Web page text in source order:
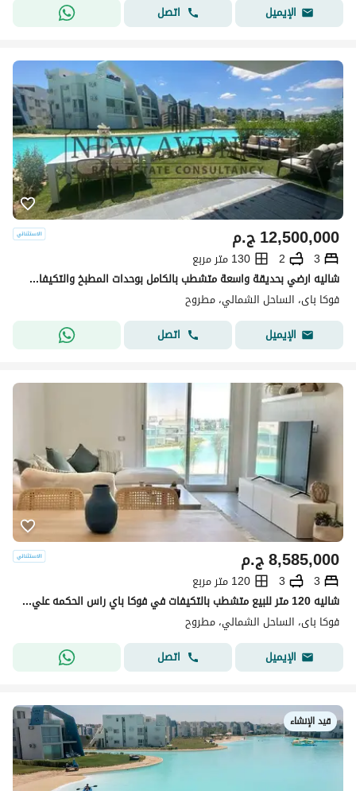
الإيميل
اتصل
ج.م12,500,000
3
2
130 متر مربع
شاليه ارضي بحديقة واسعة متشطب بالكامل بوحدات المطبخ والتكيفات للبيع ف فوكا باي الساحل الشمالي فيو دايركت علي اللاجون
فوكا باى، الساحل الشمالي، مطروح
الإيميل
اتصل
ج.م8,585,000
3
3
120 متر مربع
شاليه 120 متر للبيع متشطب بالتكيفات في فوكا باي راس الحكمه علي فيو مميز علي البحر
فوكا باى، الساحل الشمالي، مطروح
الإيميل
اتصل
قيد الإنشاء